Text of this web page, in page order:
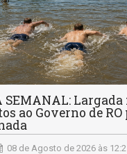
SEMANAL: Largada
ao Governo de
08 de Agosto de 2026 às